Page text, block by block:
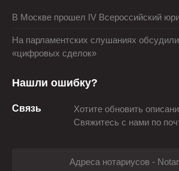
В Москве прошел IV Всероссийский
На парламентских слушаниях
«цифровых сделок»
Нашли ошибку?
Связь
Хотите обновить
Свяжитесь с нами по
Адреса нотариусов -